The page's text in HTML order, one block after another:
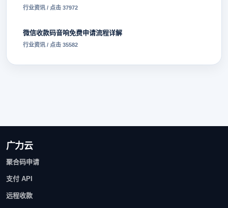
行业资讯 / 点击 37972
微信收款码音响免费申请流程详解
行业资讯 / 点击 35582
广力云
聚合码申请
支付 API
远程收款